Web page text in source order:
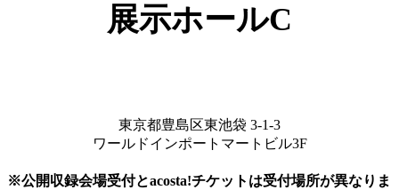
展示ホールC
東京都豊島区東池袋 3-1-3
ワールドインポートマートビル3F
※公開収録会場受付とacosta!チケットは受付場所が異なりま